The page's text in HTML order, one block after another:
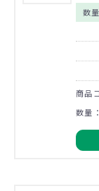
数量
商品
数量：